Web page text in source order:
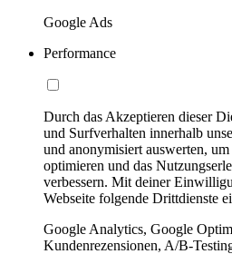
Google Ads
Performance
Durch das Akzeptieren dieser
und Surfverhalten innerhalb
und anonymisiert auswerten, um
optimieren und das
verbessern. Mit deiner
Webseite folgende Drittdienste
Google Analytics, Google
Kundenrezensionen, A/B-